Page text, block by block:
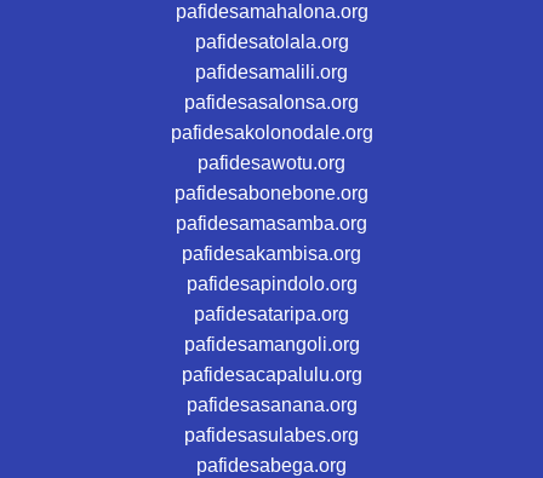
pafidesamahalona.org
pafidesatolala.org
pafidesamalili.org
pafidesasalonsa.org
pafidesakolonodale.org
pafidesawotu.org
pafidesabonebone.org
pafidesamasamba.org
pafidesakambisa.org
pafidesapindolo.org
pafidesataripa.org
pafidesamangoli.org
pafidesacapalulu.org
pafidesasanana.org
pafidesasulabes.org
pafidesabega.org